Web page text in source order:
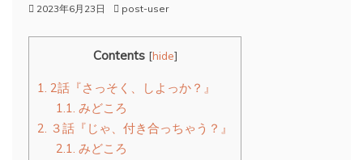
2023年6月23日 post-user
Contents [hide]
1. 2話『さっそく、しよっか？』
1.1. みどころ
2. ３話『じゃ、付き合っちゃう？』
2.1. みどころ